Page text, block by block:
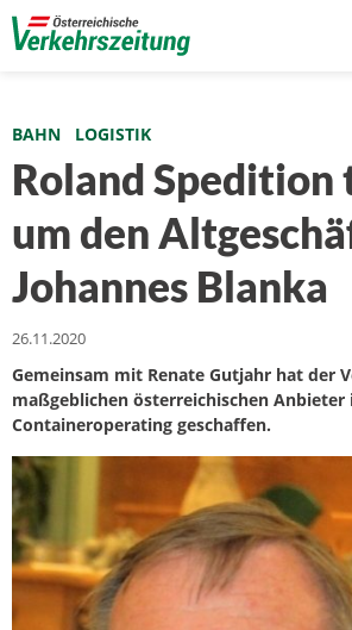
BAHN LOGISTIK
Roland
um den
Johannes Blanka
26.11.2020
Gemeinsam mit Renate Gutjahr hat der
maßgeblichen österreichischen Anbieter
Containeroperating geschaffen.